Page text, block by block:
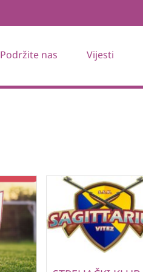
Podržite nas Vijesti